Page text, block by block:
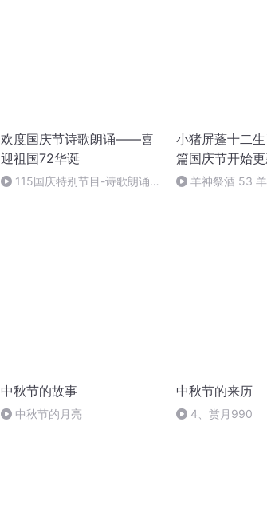
欢度国庆节诗歌朗诵——喜
迎祖国72华诞
115国庆特别节目-诗歌朗诵-
小猪屏蓬十二
篇国庆节开始更
羊神祭酒 53
中秋节的故事
中秋节的月亮
中秋节的来历
4、赏月990